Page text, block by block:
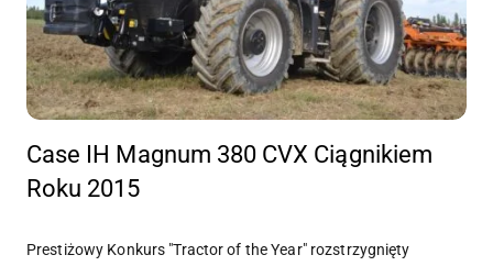
Case IH Magnum 380 CVX Ciągnikiem
Roku 2015
Prestiżowy Konkurs "Tractor of the Year" rozstrzygnięty